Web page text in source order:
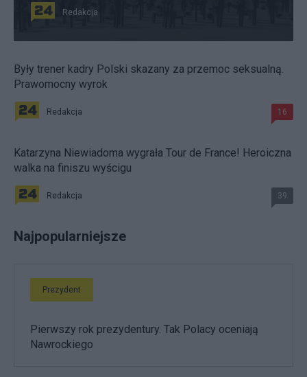
Redakcja
Były trener kadry Polski skazany za przemoc seksualną.
Prawomocny wyrok
Redakcja 16
Katarzyna Niewiadoma wygrała Tour de France! Heroiczna
walka na finiszu wyścigu
Redakcja 39
Najpopularniejsze
Prezydent
Pierwszy rok prezydentury. Tak Polacy oceniają
Nawrockiego